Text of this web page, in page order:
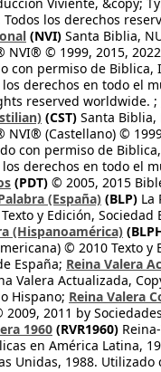
los derechos
(NVI) Santa Biblia,
NVI® © 1999, 2015,
con permiso de Biblica,
los derechos en todo el
reserved worldwide. ;
(CST) Santa Biblia,
NVI® (Castellano) ©
con permiso de
los derechos en todo el
(PDT) © 2005, 2015
(España) (BLP) La
y Edición, Sociedad
(Hispanoamérica)
© 2010 Texto y
España; Reina Valera
Valera Actualizada,
Hispano; Reina Valera
2011 by
1960 (RVR1960)
en América Latina,
Unidas, 1988. Utilizado